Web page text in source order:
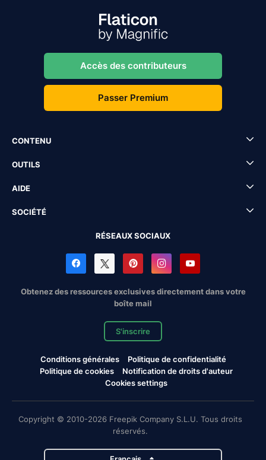
Accès des contributeurs
Passer Premium
CONTENU
OUTILS
AIDE
SOCIÉTÉ
RÉSEAUX SOCIAUX
Obtenez des ressources exclusives directement dans votre
boîte mail
S'inscrire
Conditions générales
Politique de confidentialité
Politique de cookies
Notification de droits d'auteur
Cookies settings
Copyright © 2010-2026 Freepik Company S.L.U. Tous droits
réservés.